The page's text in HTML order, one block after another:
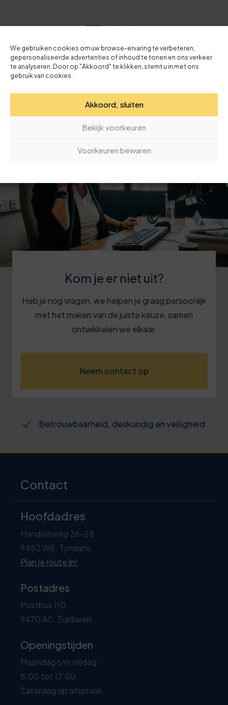
We gebruiken cookies om uw browse-ervaring te verbeteren,
gepersonaliseerde advertenties of inhoud te tonen en ons verkeer
te analyseren. Door op "Akkoord" te klikken, stemt u in met ons
gebruik van cookies.
Akkoord, sluiten
Bekijk voorkeuren
Voorkeuren bewaren
Terug naar nieuwsoverzicht
Kom je er niet uit?
Heb je nog vragen, we helpen je graag persoonlijk
met het maken van de juiste keuze, samen
ontwikkelen we elkaar.
Neem contact op
Betrouwbaarheid, deskundig en veiligheid
Contact
Hoofdadres
Handelsweg 26-28
9482 WE, Tynaarlo
Plan je route in!
Postadres
Postbus 110
9470 AC, Zuidlaren
Openingstijden
Maandag t/m vrijdag
8:00 tot 17:00
Zaterdag op afspraak